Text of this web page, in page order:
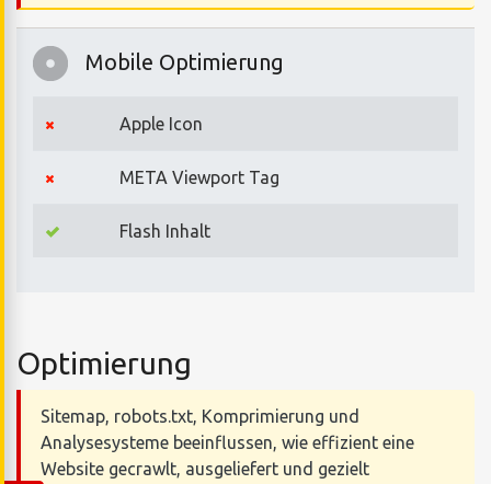
Mobile Optimierung
Apple Icon
META Viewport Tag
Flash Inhalt
Optimierung
Sitemap, robots.txt, Komprimierung und
Analysesysteme beeinflussen, wie effizient eine
Website gecrawlt, ausgeliefert und gezielt